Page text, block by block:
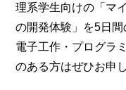
理系学生向けの「マ
の開発体験」を5日間
電子工作・プログラ
のある方はぜひお申